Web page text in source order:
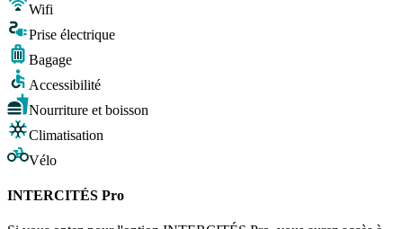
Wifi
Prise électrique
Bagage
Accessibilité
Nourriture et boisson
Climatisation
Vélo
INTERCITÉS Pro